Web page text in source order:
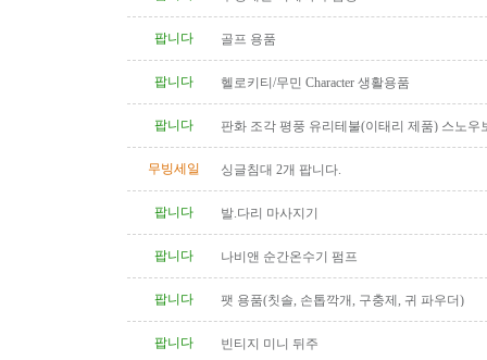
팝니다 골프 용품
팝니다 헬로키티/무민 Character 생활용품
팝니다
판화 조각 평풍 유리테불(이태리 제품) 스노우
무빙세일
싱글침대 2개 팝니다.
팝니다 발.다리 마사지기
팝니다 나비앤 순간온수기 펌프
팝니다 팻 용품(칫솔, 손톱깍개, 구충제, 귀 파우더)
팝니다 빈티지 미니 뒤주